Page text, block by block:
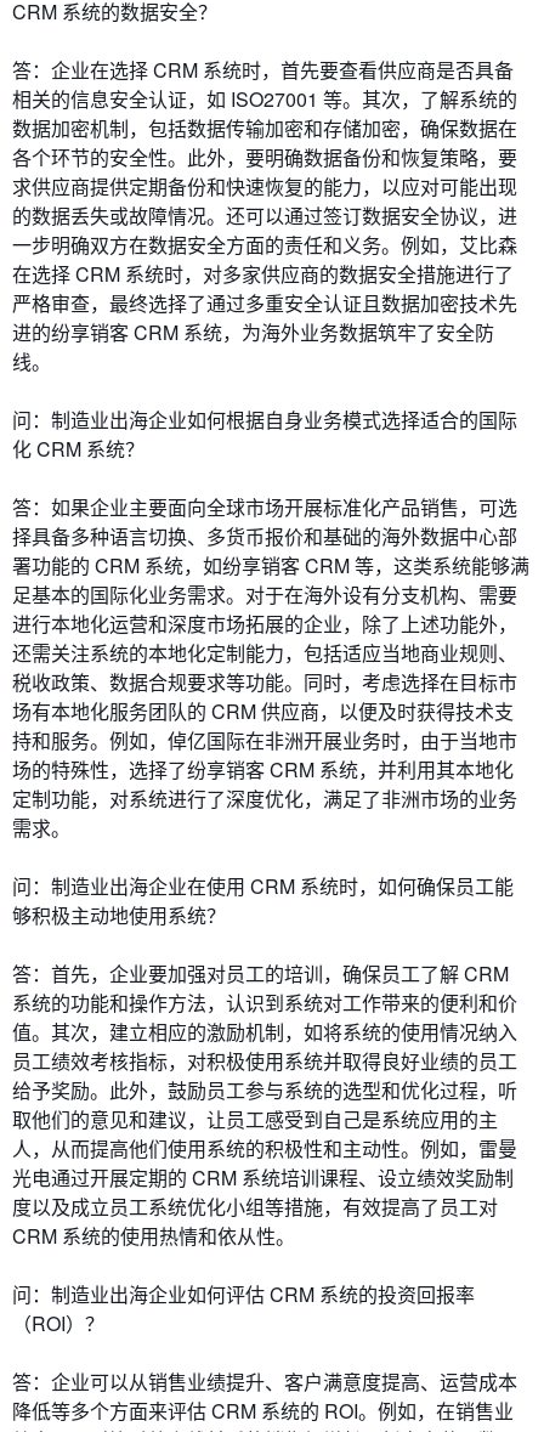
CRM 系统的数据安全？
答：企业在选择 CRM 系统时，首先要查看供应商是否具备
相关的信息安全认证，如 ISO27001 等。其次，了解系统的
数据加密机制，包括数据传输加密和存储加密，确保数据在
各个环节的安全性。此外，要明确数据备份和恢复策略，要
求供应商提供定期备份和快速恢复的能力，以应对可能出现
的数据丢失或故障情况。还可以通过签订数据安全协议，进
一步明确双方在数据安全方面的责任和义务。例如，艾比森
在选择 CRM 系统时，对多家供应商的数据安全措施进行了
严格审查，最终选择了通过多重安全认证且数据加密技术先
进的纷享销客 CRM 系统，为海外业务数据筑牢了安全防
线。
问：制造业出海企业如何根据自身业务模式选择适合的国际
化 CRM 系统？
答：如果企业主要面向全球市场开展标准化产品销售，可选
择具备多种语言切换、多货币报价和基础的海外数据中心部
署功能的 CRM 系统，如纷享销客 CRM 等，这类系统能够满
足基本的国际化业务需求。对于在海外设有分支机构、需要
进行本地化运营和深度市场拓展的企业，除了上述功能外，
还需关注系统的本地化定制能力，包括适应当地商业规则、
税收政策、数据合规要求等功能。同时，考虑选择在目标市
场有本地化服务团队的 CRM 供应商，以便及时获得技术支
持和服务。例如，倬亿国际在非洲开展业务时，由于当地市
场的特殊性，选择了纷享销客 CRM 系统，并利用其本地化
定制功能，对系统进行了深度优化，满足了非洲市场的业务
需求。
问：制造业出海企业在使用 CRM 系统时，如何确保员工能
够积极主动地使用系统？
答：首先，企业要加强对员工的培训，确保员工了解 CRM
系统的功能和操作方法，认识到系统对工作带来的便利和价
值。其次，建立相应的激励机制，如将系统的使用情况纳入
员工绩效考核指标，对积极使用系统并取得良好业绩的员工
给予奖励。此外，鼓励员工参与系统的选型和优化过程，听
取他们的意见和建议，让员工感受到自己是系统应用的主
人，从而提高他们使用系统的积极性和主动性。例如，雷曼
光电通过开展定期的 CRM 系统培训课程、设立绩效奖励制
度以及成立员工系统优化小组等措施，有效提高了员工对
CRM 系统的使用热情和依从性。
问：制造业出海企业如何评估 CRM 系统的投资回报率
（ROI）？
答：企业可以从销售业绩提升、客户满意度提高、运营成本
降低等多个方面来评估 CRM 系统的 ROI。例如，在销售业